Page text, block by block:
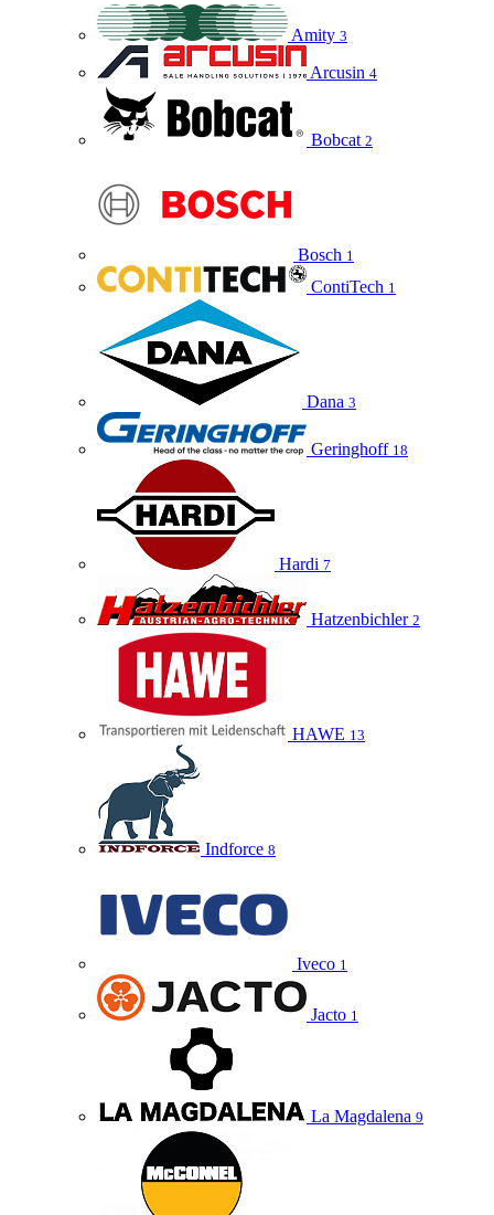
Amity 3
Arcusin 4
Bobcat 2
Bosch 1
ContiTech 1
Dana 3
Geringhoff 18
Hardi 7
Hatzenbichler 2
HAWE 13
Indforce 8
Iveco 1
Jacto 1
La Magdalena 9